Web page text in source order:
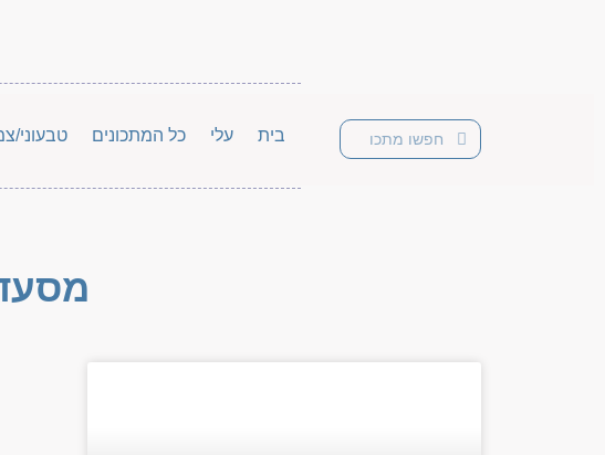
בית עלי כל המתכונים טבעוני/